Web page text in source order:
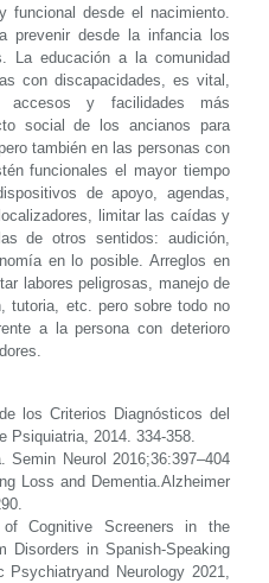
funcional desde el nacimiento.
prevenir desde la infancia los
La educación a la comunidad
con discapacidades, es vital,
accesos y facilidades más
social de los ancianos para
también en las personas con
funcionales el mayor tiempo
de apoyo, agendas,
limitar las caídas y
de otros sentidos: audición,
en lo posible. Arreglos en
labores peligrosas, manejo de
tutoria, etc. pero sobre todo no
a la persona con deterioro
los Criterios Diagnósticos del
Psiquiatria, 2014. 334-358.
Semin Neurol 2016;36:397–404
Loss and Dementia.Alzheimer
Cognitive Screeners in the
Disorders in Spanish-Speaking
Neurology 2021,